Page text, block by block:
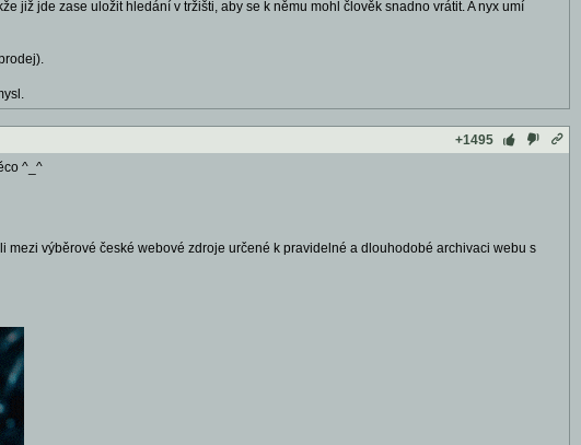
již jde zase uložit hledání v tržišti, aby se k němu mohl člověk snadno vrátit. A nyx umí
+1495
^_^
mezi výběrové české webové zdroje určené k pravidelné a dlouhodobé archivaci webu s